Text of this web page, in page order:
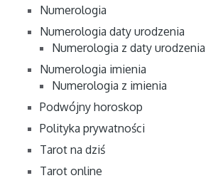
Numerologia
Numerologia daty urodzenia
Numerologia z daty urodzenia
Numerologia imienia
Numerologia z imienia
Podwójny horoskop
Polityka prywatności
Tarot na dziś
Tarot online